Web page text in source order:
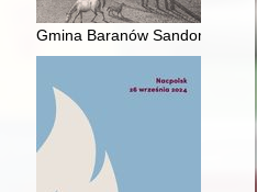
: srebrny wiek
Gmina Baranów Sandomierski